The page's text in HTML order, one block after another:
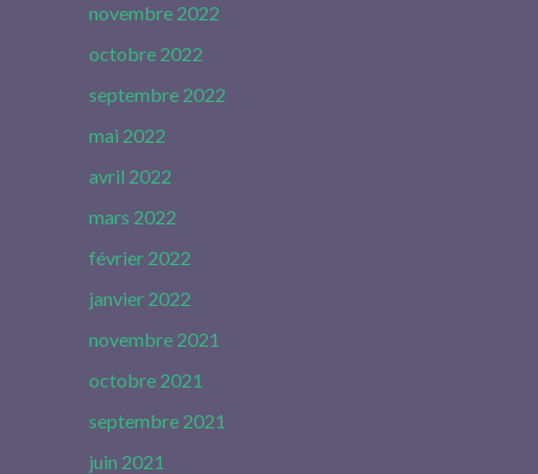
novembre 2022
octobre 2022
septembre 2022
mai 2022
avril 2022
mars 2022
février 2022
janvier 2022
novembre 2021
octobre 2021
septembre 2021
juin 2021